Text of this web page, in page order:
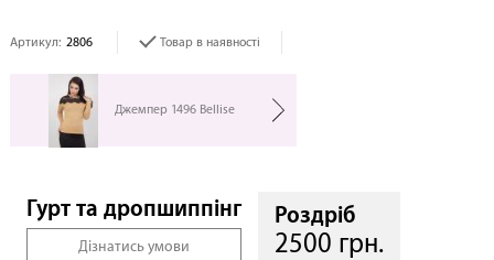
Артикул: 2806 Товар в наявності
Джемпер 1496 Bellise
Гурт та дропшиппінг
Дізнатись умови
Роздріб
2500 грн.